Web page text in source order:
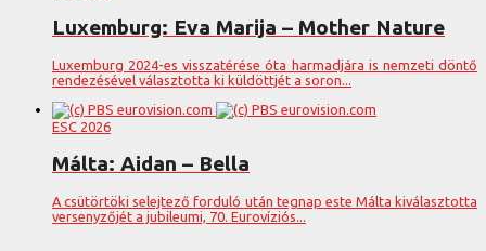
Luxemburg: Eva Marija – Mother Nature
Luxemburg 2024-es visszatérése óta harmadjára is nemzeti döntő
rendezésével választotta ki küldöttjét a soron...
ESC 2026
Málta: Aidan – Bella
A csütörtöki selejtező forduló után tegnap este Málta kiválasztotta
versenyzőjét a jubileumi, 70. Eurovíziós...